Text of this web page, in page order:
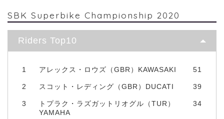
SBK Superbike Championship 2020
Riders Top10
1 アレックス・ロウズ（GBR）KAWASAKI 51
2 スコット・レディング（GBR）DUCATI 39
3
トプラク・ラズガットリオグル（TUR）
YAMAHA
34